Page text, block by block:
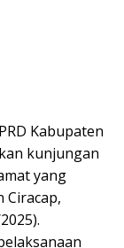
Kabupaten
kunjungan
yang
Ciracap,